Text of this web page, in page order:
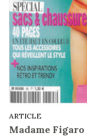
ARTICLE
Madame Figaro